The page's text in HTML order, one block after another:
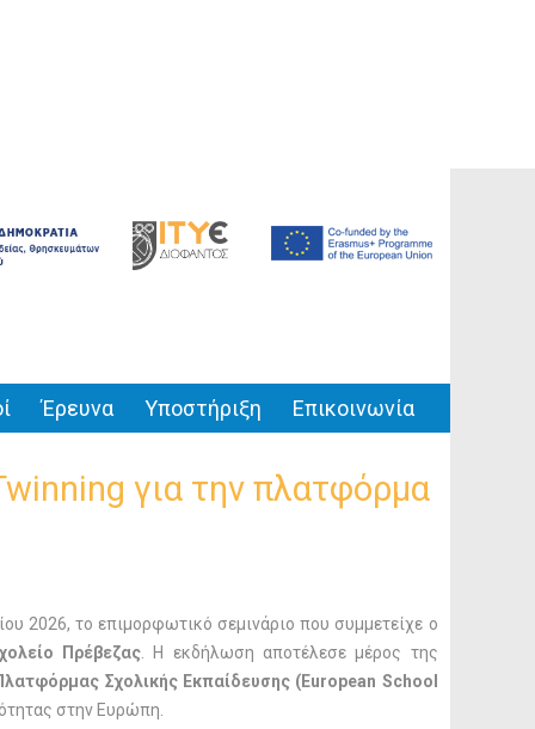
Έρευνα Υποστήριξη Επικοινωνία
για την πλατφόρμα
2026, το επιμορφωτικό σεμινάριο που συμμετείχε ο
Πρέβεζας. Η εκδήλωση αποτέλεσε μέρος της
Σχολικής Εκπαίδευσης (European School
στην Ευρώπη.